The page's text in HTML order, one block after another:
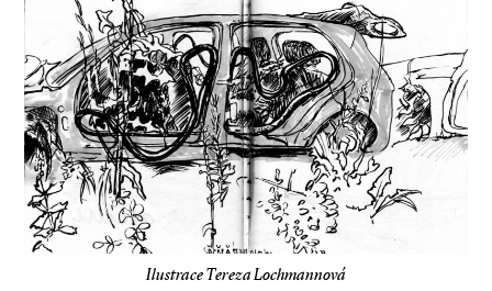
Ilustrace Tereza Lochmannová